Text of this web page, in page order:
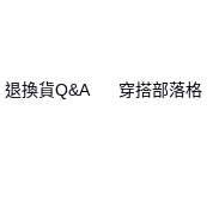
退換貨Q&A 穿搭部落格